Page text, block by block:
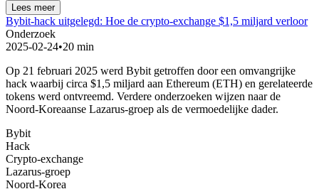
Lees meer
Bybit-hack uitgelegd: Hoe de crypto-exchange $1,5 miljard verloor
Onderzoek
2025-02-24•20 min
Op 21 februari 2025 werd Bybit getroffen door een omvangrijke
hack waarbij circa $1,5 miljard aan Ethereum (ETH) en gerelateerde
tokens werd ontvreemd. Verdere onderzoeken wijzen naar de
Noord-Koreaanse Lazarus-groep als de vermoedelijke dader.
Bybit
Hack
Crypto-exchange
Lazarus-groep
Noord-Korea